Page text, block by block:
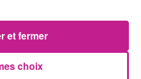
événement mais demain,
pour moitié allemandes
choix
et fermer